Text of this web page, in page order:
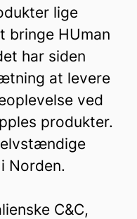
lige
bringe HUman
har siden
at levere
ved
produkter.
Norden.
C&C,